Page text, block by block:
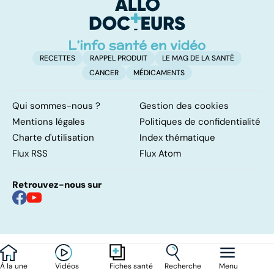
À la une Vidéos Fiches santé Recherche Menu
RECETTES RAPPEL PRODUIT
LE MAG DE LA SANTÉ
CANCER
MÉDICAMENTS
Qui sommes-nous ?
Gestion des cookies
Mentions légales
Politiques de confidentialité
Charte d'utilisation
Index thématique
Flux RSS
Flux Atom
Retrouvez-nous sur